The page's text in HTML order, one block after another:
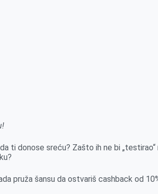
ti donose sreću? Zašto ih ne bi
pruža šansu da ostvariš cashback od